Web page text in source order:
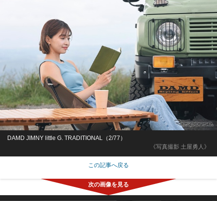
《写真撮影 土屋勇人》
DAMD JIMNY little G. TRADITIONAL（2/77）
この記事へ戻る